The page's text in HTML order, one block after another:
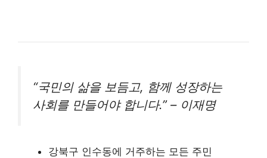
“국민의 삶을 보듬고, 함께 성장하는
사회를 만들어야 합니다.” – 이재명
강북구 인수동에 거주하는 모든 주민